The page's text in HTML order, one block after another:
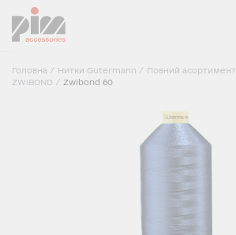
Головна / Нитки Gutermann / Повний асортимент
ZWIBOND / Zwibond 60